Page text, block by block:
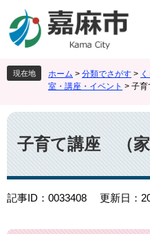
ジ
先
頭
。
ュ
を
飛
て
本
文
へ
現在地 ホーム > 分類でさがす >
室・講座・イベント > 子育
本
文
子育て講座 （家
記事ID：0033408 更新日：